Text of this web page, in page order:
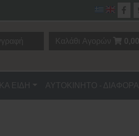
ΕΙΔΗ ΑΥΤΟΚΙΝΗΤΟ - ΔΙΑΦΟΡΑ